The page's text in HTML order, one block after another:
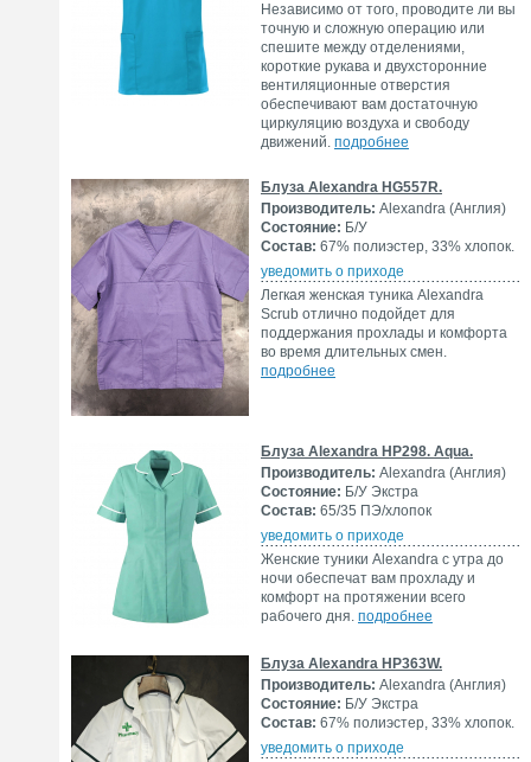
Независимо от того, проводите ли вы
точную и сложную операцию или
спешите между отделениями,
короткие рукава и двухсторонние
вентиляционные отверстия
обеспечивают вам достаточную
циркуляцию воздуха и свободу
движений. подробнее
Блуза Alexandra HG557R.
Производитель: Alexandra (Англия)
Состояние: Б/У
Состав: 67% полиэстер, 33% хлопок.
уведомить о приходе
Легкая женская туника Alexandra
Scrub отлично подойдет для
поддержания прохлады и комфорта
во время длительных смен.
подробнее
Блуза Alexandra HP298. Aqua.
Производитель: Alexandra (Англия)
Состояние: Б/У Экстра
Состав: 65/35 ПЭ/хлопок
уведомить о приходе
Женские туники Alexandra с утра до
ночи обеспечат вам прохладу и
комфорт на протяжении всего
рабочего дня. подробнее
Блуза Alexandra HP363W.
Производитель: Alexandra (Англия)
Состояние: Б/У Экстра
Состав: 67% полиэстер, 33% хлопок.
уведомить о приходе